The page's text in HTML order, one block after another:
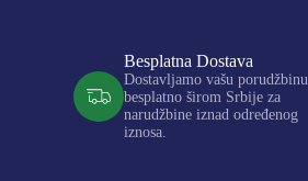
Besplatna Dostava
Dostavljamo vašu porudžbinu
besplatno širom Srbije za
narudžbine iznad određenog
iznosa.